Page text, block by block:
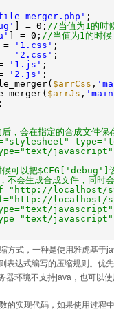
;
] = 0; //当值为1的时
] = 0; //当值为1的时候
= '1.css' ;
= '2.css' ;
'1.js' ;
'2.js' ;
$arrCss ,
$arrJs ,
;
后，会在指定的合成文件
javascript"
候可以把$CFG['debug']
不会生成合成文件，同时
localhost/
localhost/
方式，一种是使用雅虎基于
表达式编写的压缩规则。优
器环境不支持java，也可以使
的实现代码，如果使用过程